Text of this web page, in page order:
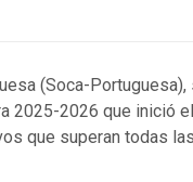
(Soca-Portuguesa),
2025-2026 que inició
que superan todas